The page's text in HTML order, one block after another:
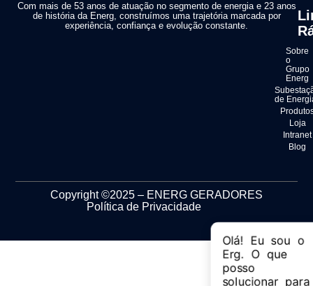
Com mais de 53 anos de atuação no segmento de energia e 23 anos
de história da Energ, construímos uma trajetória marcada por
experiência, confiança e evolução constante.
Sobre
o
Grupo
Energ
de
Loja
Intranet
Blog
Copyright ©2025 – ENERG GERADORES
Política de Privacidade